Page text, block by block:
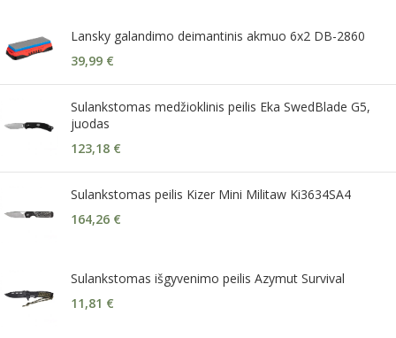
Lansky galandimo deimantinis akmuo 6x2 DB-2860
39,99 €
Sulankstomas medžioklinis peilis Eka SwedBlade G5,
juodas
123,18 €
Sulankstomas peilis Kizer Mini Militaw Ki3634SA4
164,26 €
Sulankstomas išgyvenimo peilis Azymut Survival
11,81 €